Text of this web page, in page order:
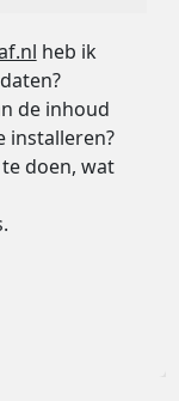
heb ik
de inhoud
installeren?
doen, wat